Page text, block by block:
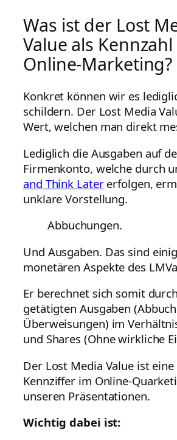
Was ist der Lost
Value als
Online-Marketing?
Konkret können wir es
schildern. Der Lost Media
Wert, welchen man direkt
Lediglich die Ausgaben auf
Firmenkonto, welche durch
and Think Latererfolgen,
unklare Vorstellung.
Abbuchungen.
Und Ausgaben. Das sind
monetären Aspekte des
Er berechnet sich somit
getätigten Ausgaben
Überweisungen) im
und Shares (Ohne wirkliche
Der Lost Media Value ist
Kennziffer im Online-
unseren Präsentationen.
Wichtig dabei ist: